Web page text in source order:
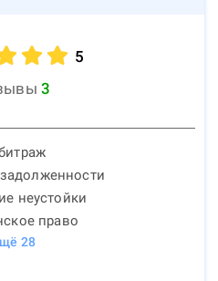
5
3
неустойки
право
28